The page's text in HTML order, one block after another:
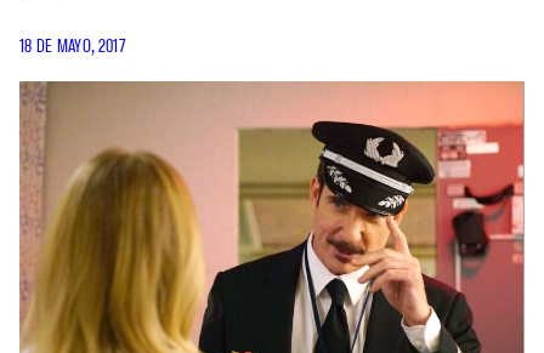
18 DE MAYO, 2017